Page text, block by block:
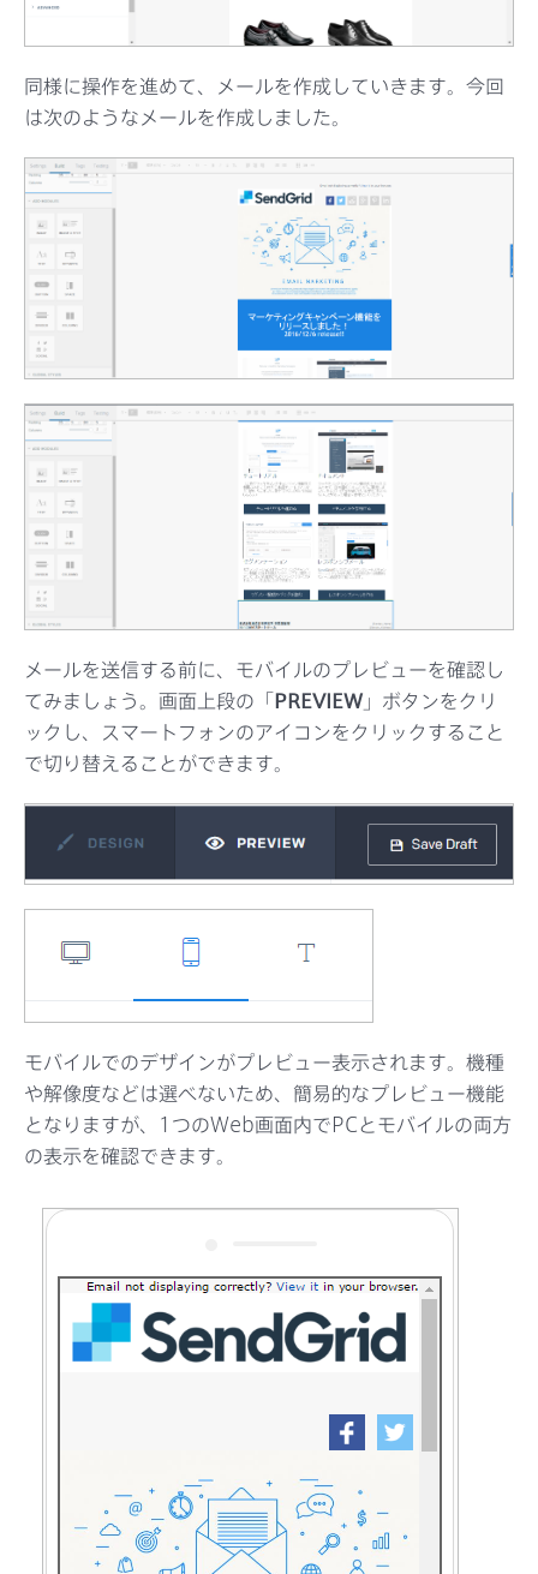
同様に操作を進めて、メールを作成していきます。今回
は次のようなメールを作成しました。
メールを送信する前に、モバイルのプレビューを確認し
てみましょう。画面上段の「PREVIEW 」ボタンをクリ
ックし、スマートフォンのアイコンをクリックすること
で切り替えることができます。
モバイルでのデザインがプレビュー表示されます。機種
や解像度などは選べないため、簡易的なプレビュー機能
となりますが、1つのWeb画面内でPCとモバイルの両方
の表示を確認できます。